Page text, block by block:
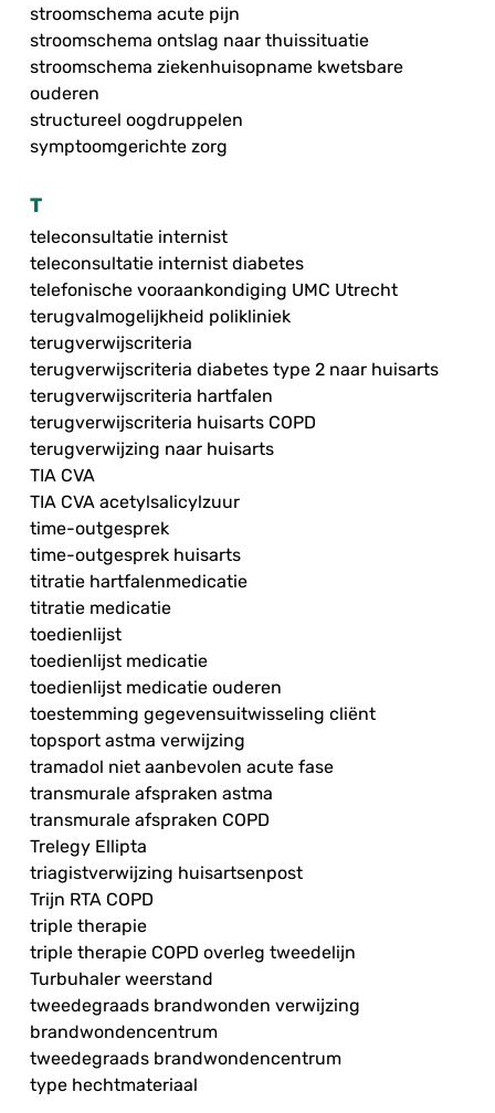
stroomschema acute pijn
stroomschema ontslag naar thuissituatie
stroomschema ziekenhuisopname kwetsbare
ouderen
structureel oogdruppelen
symptoomgerichte zorg
T
teleconsultatie internist
teleconsultatie internist diabetes
telefonische vooraankondiging UMC Utrecht
terugvalmogelijkheid polikliniek
terugverwijscriteria
terugverwijscriteria diabetes type 2 naar huisarts
terugverwijscriteria hartfalen
terugverwijscriteria huisarts COPD
terugverwijzing naar huisarts
TIA CVA
TIA CVA acetylsalicylzuur
time-outgesprek
time-outgesprek huisarts
titratie hartfalenmedicatie
titratie medicatie
toedienlijst
toedienlijst medicatie
toedienlijst medicatie ouderen
toestemming gegevensuitwisseling cliënt
topsport astma verwijzing
tramadol niet aanbevolen acute fase
transmurale afspraken astma
transmurale afspraken COPD
Trelegy Ellipta
triagistverwijzing huisartsenpost
Trijn RTA COPD
triple therapie
triple therapie COPD overleg tweedelijn
Turbuhaler weerstand
tweedegraads brandwonden verwijzing
brandwondencentrum
tweedegraads brandwondencentrum
type hechtmateriaal